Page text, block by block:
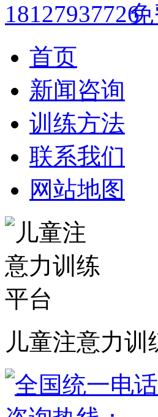
免
首页
新闻咨询
训练方法
联系我们
网站地图
儿童注意力训